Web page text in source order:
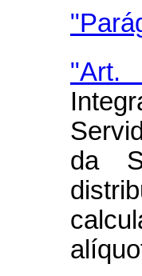
"Art.
da